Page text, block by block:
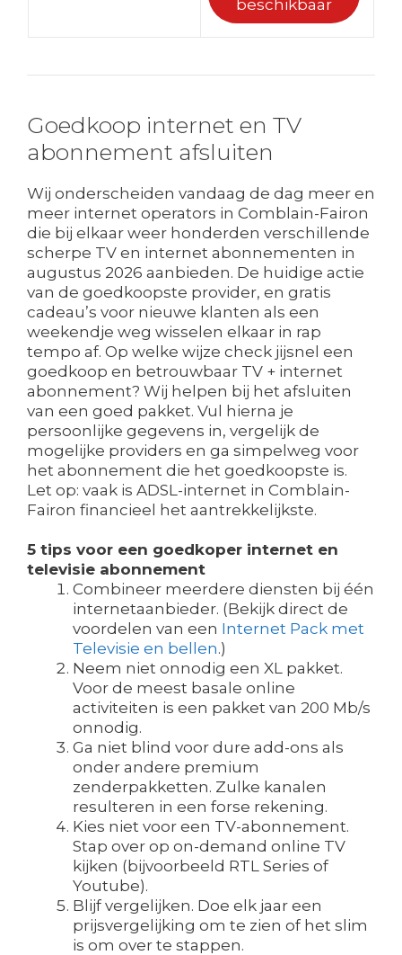
beschikbaar
Goedkoop internet en TV
abonnement afsluiten
Wij onderscheiden vandaag de dag meer en
meer internet operators in Comblain-Fairon
die bij elkaar weer honderden verschillende
scherpe TV en internet abonnementen in
augustus 2026 aanbieden. De huidige actie
van de goedkoopste provider, en gratis
cadeau’s voor nieuwe klanten als een
weekendje weg wisselen elkaar in rap
tempo af. Op welke wijze check jijsnel een
goedkoop en betrouwbaar TV + internet
abonnement? Wij helpen bij het afsluiten
van een goed pakket. Vul hierna je
persoonlijke gegevens in, vergelijk de
mogelijke providers en ga simpelweg voor
het abonnement die het goedkoopste is.
Let op: vaak is ADSL-internet in Comblain-
Fairon financieel het aantrekkelijkste.
5 tips voor een goedkoper internet en
televisie abonnement
Combineer meerdere diensten bij één
internetaanbieder. (Bekijk direct de
voordelen van een Internet Pack met
Televisie en bellen.)
Neem niet onnodig een XL pakket.
Voor de meest basale online
activiteiten is een pakket van 200 Mb/s
onnodig.
Ga niet blind voor dure add-ons als
onder andere premium
zenderpakketten. Zulke kanalen
resulteren in een forse rekening.
Kies niet voor een TV-abonnement.
Stap over op on-demand online TV
kijken (bijvoorbeeld RTL Series of
Youtube).
Blijf vergelijken. Doe elk jaar een
prijsvergelijking om te zien of het slim
is om over te stappen.